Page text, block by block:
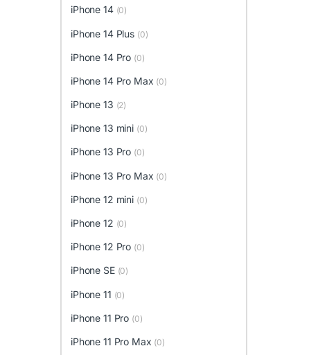
iPhone 14 (0)
iPhone 14 Plus (0)
iPhone 14 Pro (0)
iPhone 14 Pro Max (0)
iPhone 13 (2)
iPhone 13 mini (0)
iPhone 13 Pro (0)
iPhone 13 Pro Max (0)
iPhone 12 mini (0)
iPhone 12 (0)
iPhone 12 Pro (0)
iPhone SE (0)
iPhone 11 (0)
iPhone 11 Pro (0)
iPhone 11 Pro Max (0)